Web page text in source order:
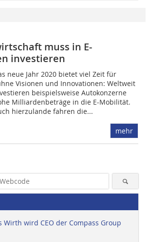
muss in E-
investieren
neue Jahr 2020 bietet viel Zeit für
Visionen und Innovationen: Weltweit
beispielsweise Autokonzerne
Milliardenbeträge in die E-Mobilität.
hierzulande fahren die...
mehr
Wirth wird CEO der Compass Group